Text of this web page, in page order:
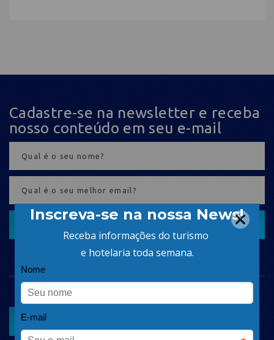
Cadastre-se na newsletter e receba
nosso conteúdo em seu e-mail